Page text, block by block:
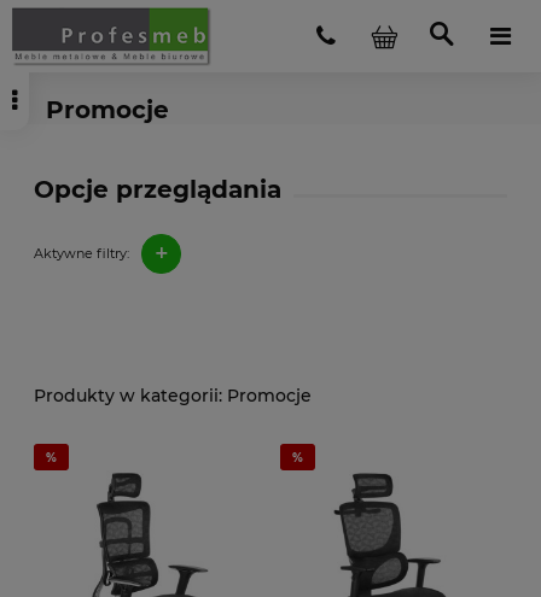
Promocje
Opcje przeglądania
Aktywne filtry: +
Promocje